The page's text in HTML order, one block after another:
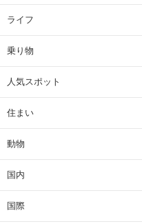
ライフ
乗り物
人気スポット
住まい
動物
国内
国際